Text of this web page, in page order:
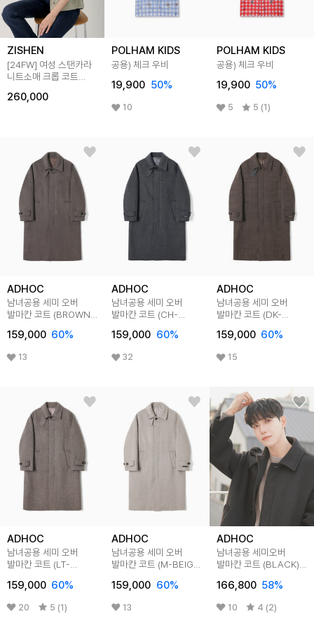
ZISHEN
[24FW] 여성 스탠카라
니트소매 크롭 코트
260,000
POLHAM KIDS
공용) 체크 우비
19,900 50%
10
POLHAM KIDS
공용) 체크 우비
19,900 50%
5 5 (1)
ADHOC
남녀공용 세미 오버
발마칸 코트 (BROWN)
159,000 60%
13
ADHOC
남녀공용 세미 오버
발마칸 코트 (CH-
159,000 60%
32
ADHOC
남녀공용 세미 오버
발마칸 코트 (DK-
159,000 60%
15
ADHOC
남녀공용 세미 오버
발마칸 코트 (LT-
159,000 60%
20 5 (1)
ADHOC
남녀공용 세미 오버
발마칸 코트 (M-BEIGE)
159,000 60%
13
ADHOC
남녀공용 세미오버
발마칸 코트 (BLACK)
166,800 58%
10 4 (2)